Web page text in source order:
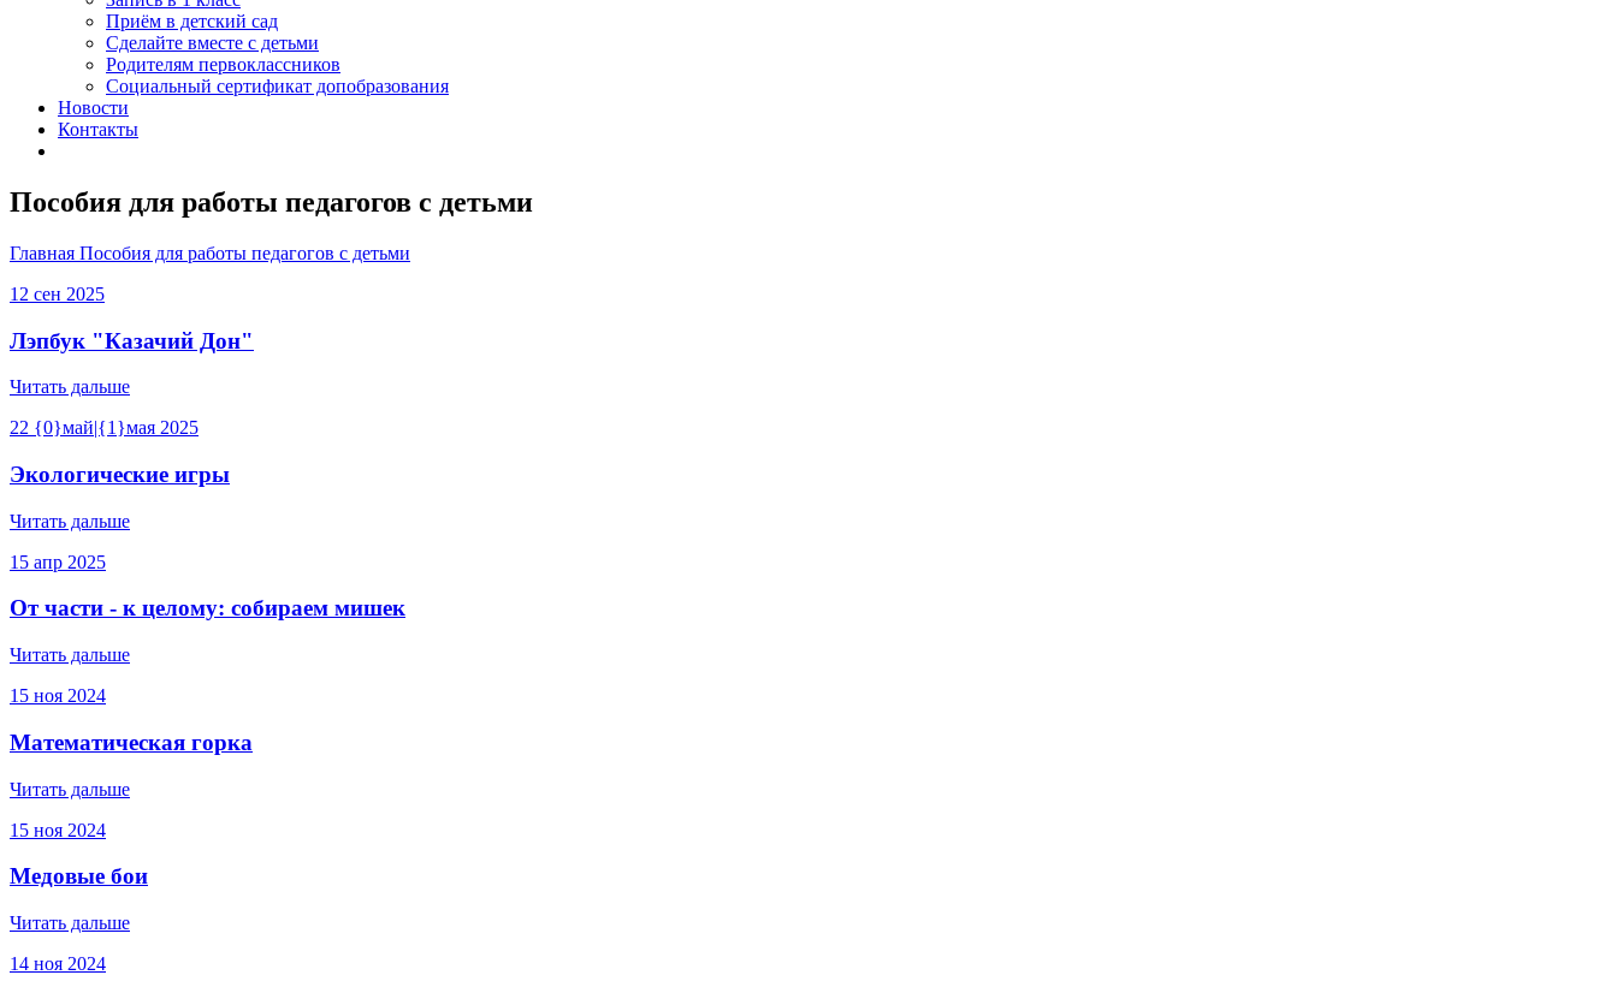
Приём в детский сад
Сделайте вместе с детьми
Родителям первоклассников
Социальный сертификат допобразования
Новости
Контакты
Пособия для работы педагогов с детьми
Главная Пособия для работы педагогов с детьми
12 сен 2025
Лэпбук "Казачий Дон"
Читать дальше
22 {0}май|{1}мая 2025
Экологические игры
Читать дальше
15 апр 2025
От части - к целому: собираем мишек
Читать дальше
15 ноя 2024
Математическая горка
Читать дальше
15 ноя 2024
Медовые бои
Читать дальше
14 ноя 2024